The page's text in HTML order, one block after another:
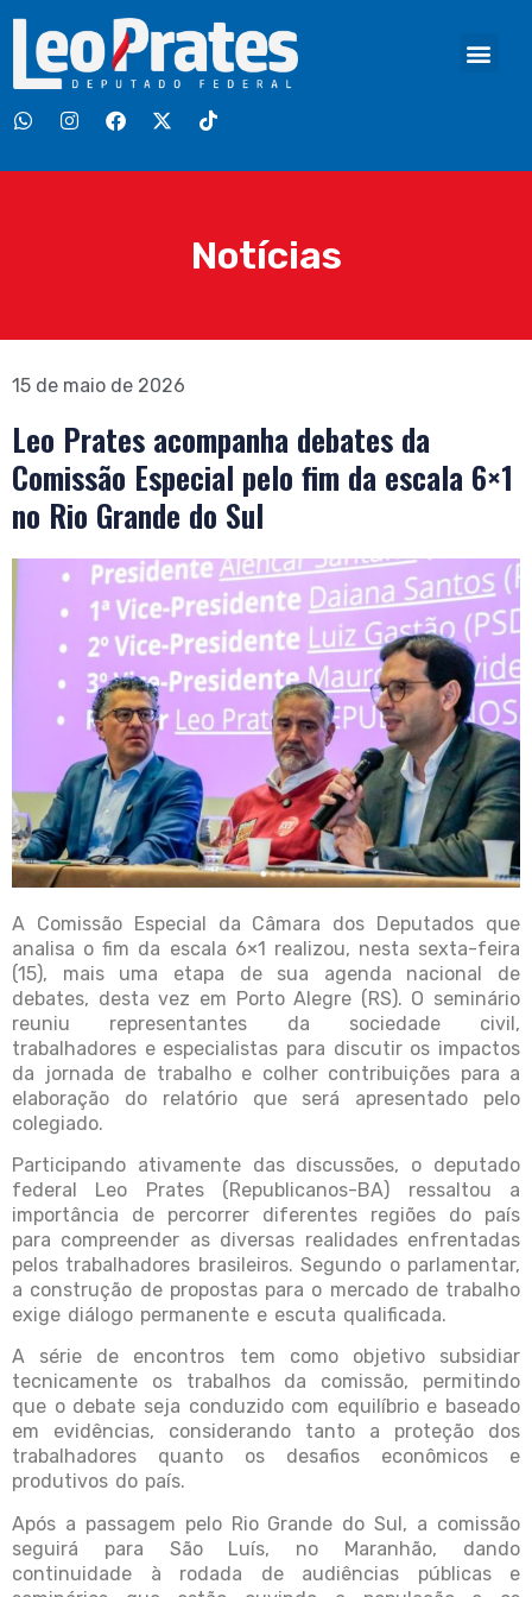
Notícias
15 de maio de 2026
Leo Prates acompanha debates da
Comissão Especial pelo fim da escala 6×1
no Rio Grande do Sul
A Comissão Especial da Câmara dos Deputados que
analisa o fim da escala 6×1 realizou, nesta sexta-feira
(15), mais uma etapa de sua agenda nacional de
debates, desta vez em Porto Alegre (RS). O seminário
reuniu representantes da sociedade civil,
trabalhadores e especialistas para discutir os impactos
da jornada de trabalho e colher contribuições para a
elaboração do relatório que será apresentado pelo
colegiado.
Participando ativamente das discussões, o deputado
federal Leo Prates (Republicanos-BA) ressaltou a
importância de percorrer diferentes regiões do país
para compreender as diversas realidades enfrentadas
pelos trabalhadores brasileiros. Segundo o parlamentar,
a construção de propostas para o mercado de trabalho
exige diálogo permanente e escuta qualificada.
A série de encontros tem como objetivo subsidiar
tecnicamente os trabalhos da comissão, permitindo
que o debate seja conduzido com equilíbrio e baseado
em evidências, considerando tanto a proteção dos
trabalhadores quanto os desafios econômicos e
produtivos do país.
Após a passagem pelo Rio Grande do Sul, a comissão
seguirá para São Luís, no Maranhão, dando
continuidade à rodada de audiências públicas e